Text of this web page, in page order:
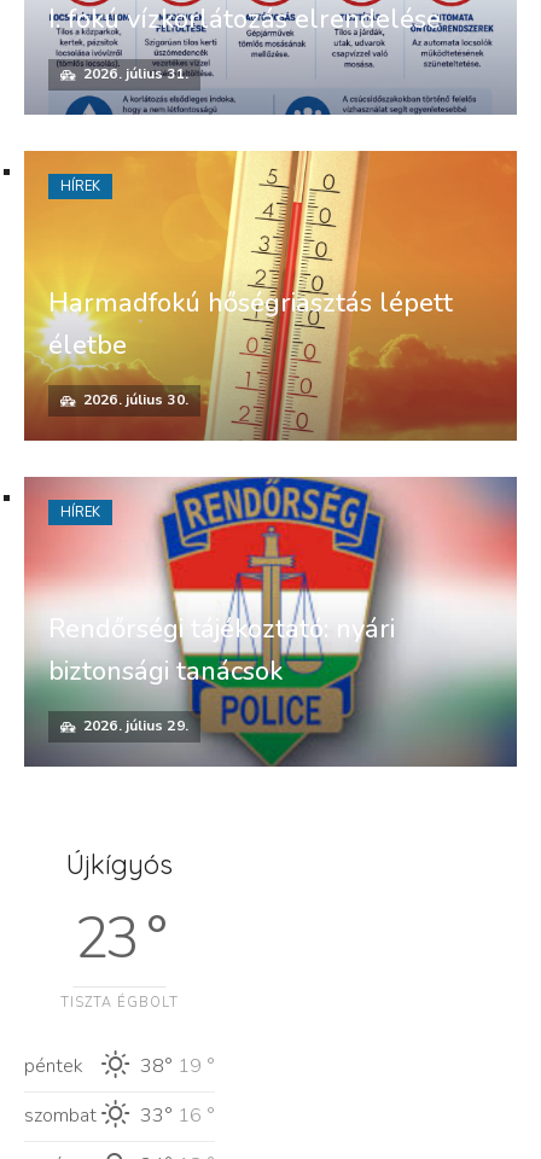
I. fokú vízkorlátozás elrendelése
2026. július 31.
Harmadfokú hőségriasztás lépett
életbe
2026. július 30.
HÍREK
Rendőrségi tájékoztató: nyári
biztonsági tanácsok
2026. július 29.
HÍREK
Újkígyós
23 °
TISZTA ÉGBOLT
péntek 38° 19 °
szombat
33° 16 °